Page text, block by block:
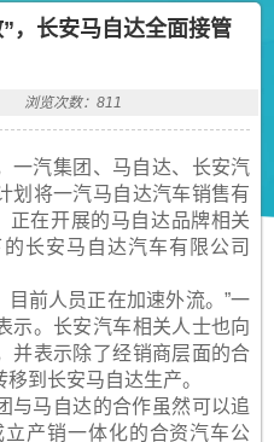
，长安马自达全面接管
浏览次数：811
一汽集团、马自达、长安汽
划将一汽马自达汽车销售有
正在开展的马自达品牌相关
长安马自达汽车有限公司
目前人员正在加速外流。”一
示。长安汽车相关人士也向
并表示除了经销商层面的合
到长安马自达生产。
与马自达的合作虽然可以追
产销一体化的合资汽车公